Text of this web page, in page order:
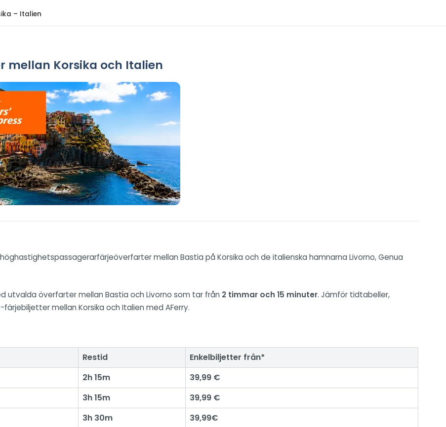
– Italien
mellan Korsika och Italien
mellan Bastia på Korsika och de italienska hamnarna Livorno, Genua
utvalda överfarter mellan Bastia och Livorno som tar från 2 timmar och 15 minuter. Jämför tidtabeller,
mellan Korsika och Italien med AFerry.
Restid Enkelbiljetter från*
2h 15m
39,99 €
3h 15m
39,99 €
3h 30m 39,99€